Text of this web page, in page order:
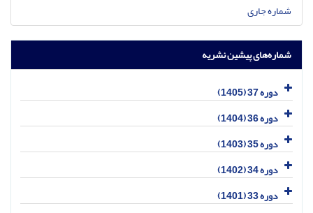
شماره جاری
شماره‌های پیشین نشریه
دوره 37 (1405)
دوره 36 (1404)
دوره 35 (1403)
دوره 34 (1402)
دوره 33 (1401)